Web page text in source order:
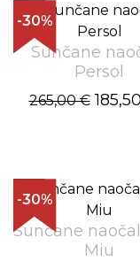
-30%
Sunčane
Persol
265,00 €
-30%
Sunčane
Miu